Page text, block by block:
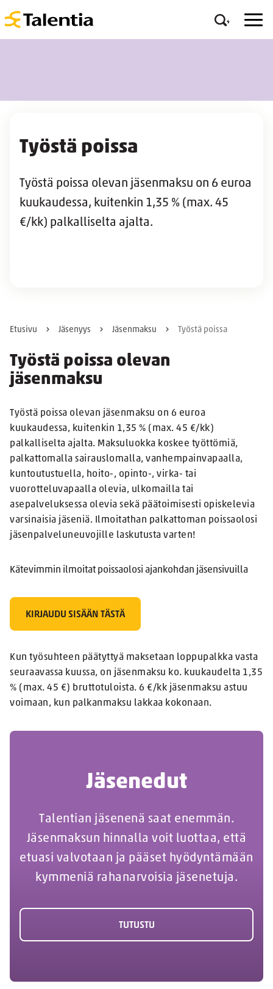
Työstä poissa
Työstä poissa olevan jäsenmaksu on 6 euroa
kuukaudessa, kuitenkin 1,35 % (max. 45
€/kk) palkalliselta ajalta.
Etusivu Jäsenyys Jäsenmaksu Työstä poissa
Työstä poissa olevan
jäsenmaksu
Työstä poissa olevan jäsenmaksu on 6 euroa
kuukaudessa, kuitenkin 1,35 % (max. 45 €/kk)
palkalliselta ajalta. Maksuluokka koskee työttömiä,
palkattomalla sairauslomalla, vanhempainvapaalla,
kuntoutustuella, hoito-, opinto-, virka- tai
vuorotteluvapaalla olevia, ulkomailla tai
asepalveluksessa olevia sekä päätoimisesti opiskelevia
varsinaisia jäseniä. Ilmoitathan palkattoman poissaolosi
jäsenpalveluneuvojille laskutusta varten!
Kätevimmin ilmoitat poissaolosi ajankohdan jäsensivuilla
KIRJAUDU SISÄÄN TÄSTÄ
Kun työsuhteen päätyttyä maksetaan loppupalkka vasta
seuraavassa kuussa, on jäsenmaksu ko. kuukaudelta 1,35
% (max. 45 €) bruttotuloista. 6 €/kk jäsenmaksu astuu
voimaan, kun palkanmaksu lakkaa kokonaan.
Jäsenedut
Talentian jäsenenä saat enemmän.
Jäsenmaksun hinnalla voit luottaa, että
etuasi valvotaan ja pääset hyödyntämään
kymmeniä rahanarvoisia jäsenetuja.
TUTUSTU